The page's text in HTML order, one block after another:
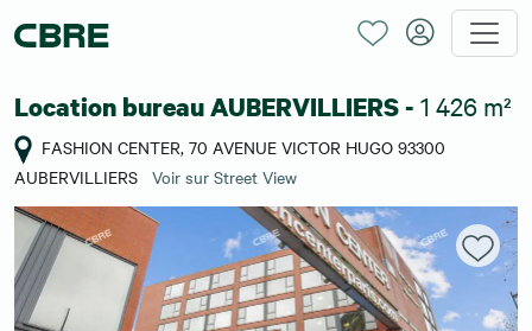
Location bureau AUBERVILLIERS - 1 426 m²
FASHION CENTER, 70 AVENUE VICTOR HUGO 93300
AUBERVILLIERS Voir sur Street View